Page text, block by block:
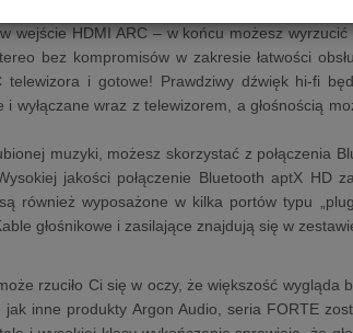
wejście HDMI ARC – w końcu możesz
bez kompromisów w zakresie łatwości
i gotowe! Prawdziwy dźwięk hi-fi
i wyłączane wraz z telewizorem, a głośnością
muzyki, możesz skorzystać z połączenia
jakości połączenie Bluetooth aptX HD
również wyposażone w kilka portów typu
głośnikowe i zasilające znajdują się w
rzuciło Ci się w oczy, że większość wygląda
inne produkty Argon Audio, seria FORTE